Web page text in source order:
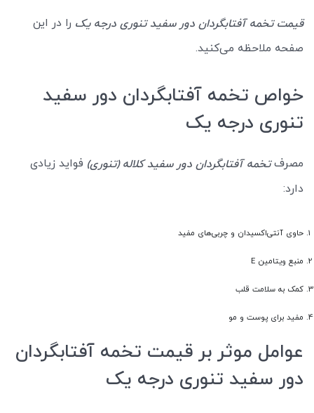
قیمت تخمه آفتابگردان دور سفید تنوری درجه یک را در این
صفحه ملاحظه می‌کنید.
خواص تخمه آفتابگردان دور سفید
تنوری درجه یک
مصرفتخمه آفتابگردان دور سفید کلاله (تنوری) فواید زیادی
دارد:
حاوی آنتی‌اکسیدان و چربی‌های مفید
منبع ویتامین E
کمک به سلامت قلب
مفید برای پوست و مو
عوامل موثر بر قیمت تخمه آفتابگردان
دور سفید تنوری درجه یک